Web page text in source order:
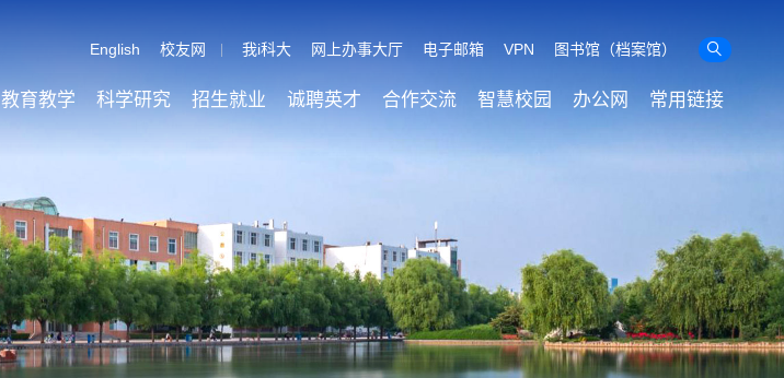
English 校友网 我i科大 网上办事大厅 电子邮箱 VPN 图书馆（档案馆） 
教育教学 科学研究 招生就业 诚聘英才 合作交流 智慧校园 办公网 常用链接